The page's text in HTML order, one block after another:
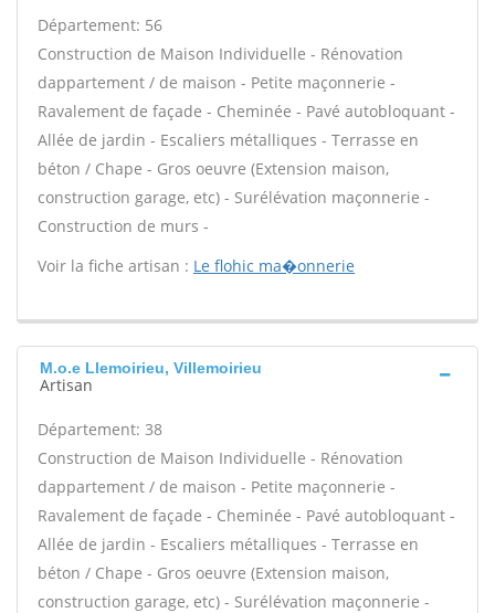
Département: 56
Construction de Maison Individuelle - Rénovation
dappartement / de maison - Petite maçonnerie -
Ravalement de façade - Cheminée - Pavé autobloquant -
Allée de jardin - Escaliers métalliques - Terrasse en
béton / Chape - Gros oeuvre (Extension maison,
construction garage, etc) - Surélévation maçonnerie -
Construction de murs -
Voir la fiche artisan : Le flohic ma�onnerie
M.o.e Llemoirieu, Villemoirieu
Artisan
Département: 38
Construction de Maison Individuelle - Rénovation
dappartement / de maison - Petite maçonnerie -
Ravalement de façade - Cheminée - Pavé autobloquant -
Allée de jardin - Escaliers métalliques - Terrasse en
béton / Chape - Gros oeuvre (Extension maison,
construction garage, etc) - Surélévation maçonnerie -